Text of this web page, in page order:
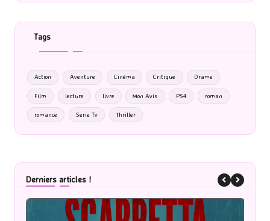
Tags
Action Aventure Cinéma Critique Drame
Film lecture livre Mon Avis PS4 roman
romance Serie Tv thriller
Derniers articles !